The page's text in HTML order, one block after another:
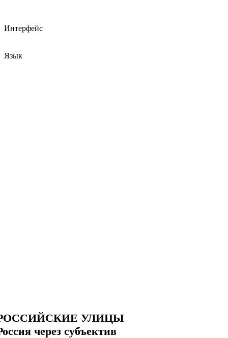
Интерфейс
Язык
УЛИЦЫ
через субъектив